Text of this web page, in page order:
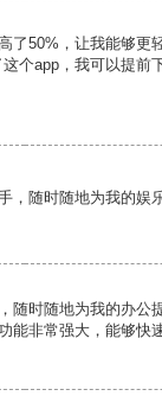
了50%，让我能够更
个app，我可以提前
，随时随地为我的娱
随时随地为我的办公
能非常强大，能够快